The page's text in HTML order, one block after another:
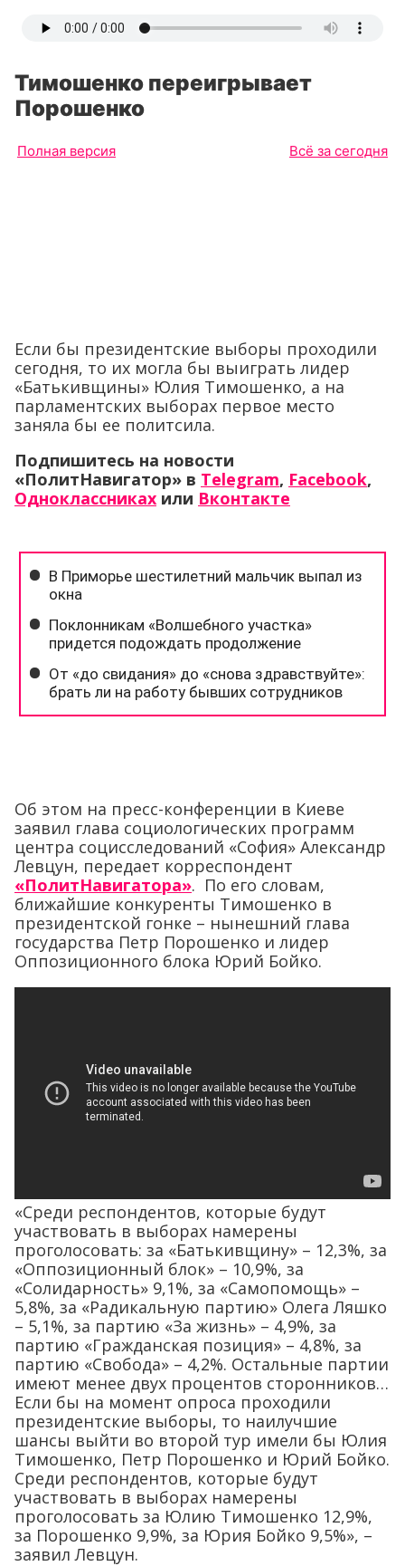
Тимошенко переигрывает
Порошенко
Полная версия Всё за сегодня
Если бы президентские выборы проходили
сегодня, то их могла бы выиграть лидер
«Батькивщины» Юлия Тимошенко, а на
парламентских выборах первое место
заняла бы ее политсила.
Подпишитесь на новости
«ПолитНавигатор» в Telegram, Facebook,
Одноклассниках или Вконтакте
Об этом на пресс-конференции в Киеве
заявил глава социологических программ
центра социсследований «София» Александр
Левцун, передает корреспондент
«ПолитНавигатора». По его словам,
ближайшие конкуренты Тимошенко в
президентской гонке – нынешний глава
государства Петр Порошенко и лидер
Оппозиционного блока Юрий Бойко.
«Среди респондентов, которые будут
участвовать в выборах намерены
проголосовать: за «Батькивщину» – 12,3%, за
«Оппозиционный блок» – 10,9%, за
«Солидарность» 9,1%, за «Самопомощь» –
5,8%, за «Радикальную партию» Олега Ляшко
– 5,1%, за партию «За жизнь» – 4,9%, за
партию «Гражданская позиция» – 4,8%, за
партию «Свобода» – 4,2%. Остальные партии
имеют менее двух процентов сторонников…
Если бы на момент опроса проходили
президентские выборы, то наилучшие
шансы выйти во второй тур имели бы Юлия
Тимошенко, Петр Порошенко и Юрий Бойко.
Среди респондентов, которые будут
участвовать в выборах намерены
проголосовать за Юлию Тимошенко 12,9%,
за Порошенко 9,9%, за Юрия Бойко 9,5%», –
заявил Левцун.